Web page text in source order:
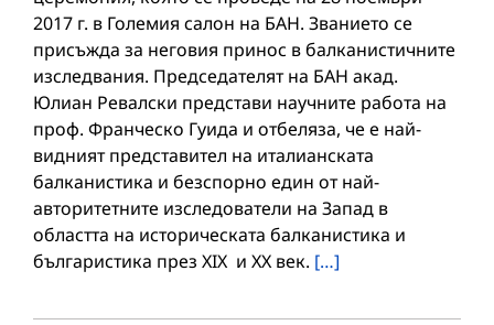
2017 г. в Големия салон на БАН. Званието се
присъжда за неговия принос в балканистичните
изследвания. Председателят на БАН акад.
Юлиан Ревалски представи научните работа на
проф. Франческо Гуида и отбеляза, че е най-
видният представител на италианската
балканистика и безспорно един от най-
авторитетните изследователи на Запад в
областта на историческата балканистика и
българистика през XIX и ХХ век. […]